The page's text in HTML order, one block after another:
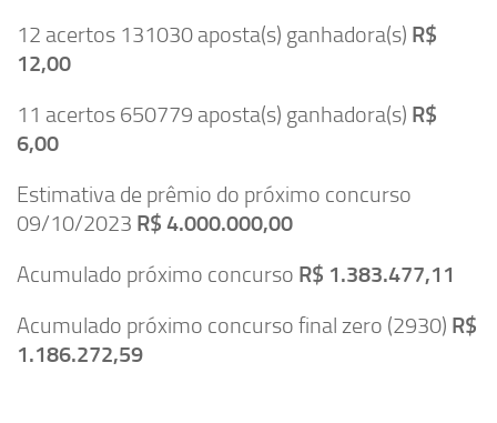
12 acertos 131030 aposta(s) ganhadora(s) R$
12,00
11 acertos 650779 aposta(s) ganhadora(s) R$
6,00
Estimativa de prêmio do próximo concurso
09/10/2023 R$ 4.000.000,00
Acumulado próximo concurso R$ 1.383.477,11
Acumulado próximo concurso final zero (2930) R$
1.186.272,59